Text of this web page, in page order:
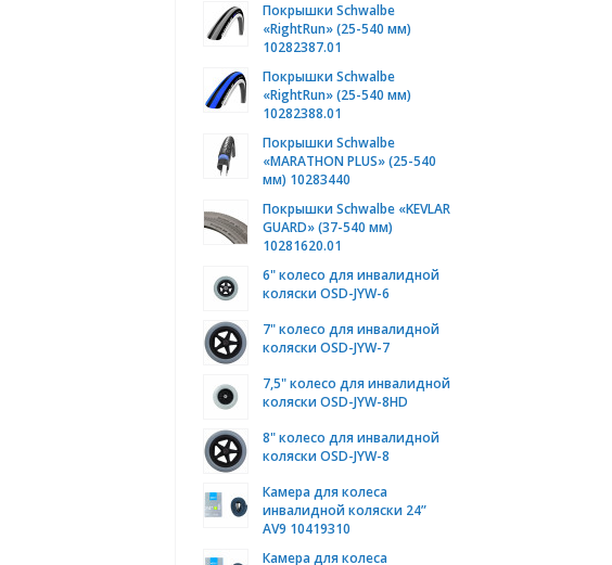
Покрышки Schwalbe
«RightRun» (25-540 мм)
10282387.01
Покрышки Schwalbe
«RightRun» (25-540 мм)
10282388.01
Покрышки Schwalbe
«MARATHON PLUS» (25-540
мм) 10283440
Покрышки Schwalbe «KEVLAR
GUARD» (37-540 мм)
10281620.01
6" колесо для инвалидной
коляски OSD-JYW-6
7" колесо для инвалидной
коляски OSD-JYW-7
7,5" колесо для инвалидной
коляски OSD-JYW-8HD
8" колесо для инвалидной
коляски OSD-JYW-8
Камера для колеса
инвалидной коляски 24”
AV9 10419310
Камера для колеса